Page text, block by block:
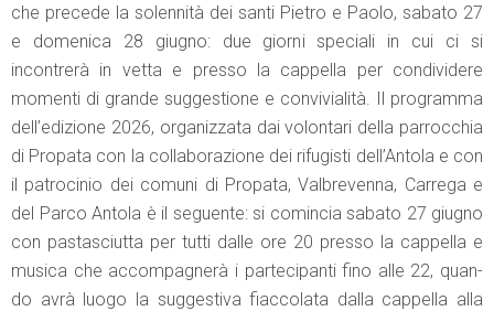
che precede la solennità dei santi Pietro e Paolo, sabato 27
e domenica 28 giugno: due giorni speciali in cui ci si
incontrerà in vetta e presso la cappella per condividere
momenti di grande suggestione e convivialità. Il programma
dell’edizione 2026, organizzata dai volontari della parrocchia
di Propata con la collaborazione dei rifugisti dell’Antola e con
il patrocinio dei comuni di Propata, Valbrevenna, Carrega e
del Parco Antola è il seguente: si comincia sabato 27 giugno
con pastasciutta per tutti dalle ore 20 presso la cappella e
musica che accompagnerà i partecipanti fino alle 22, quan-
do avrà luogo la suggestiva fiaccolata dalla cappella alla